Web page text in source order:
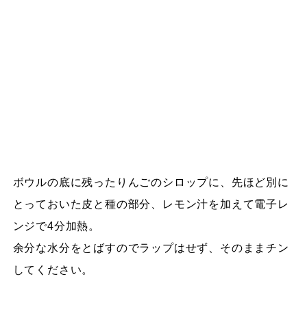
ボウルの底に残ったりんごのシロップに、先ほど別に
とっておいた皮と種の部分、レモン汁を加えて電子レ
ンジで4分加熱。
余分な水分をとばすのでラップはせず、そのままチン
してください。